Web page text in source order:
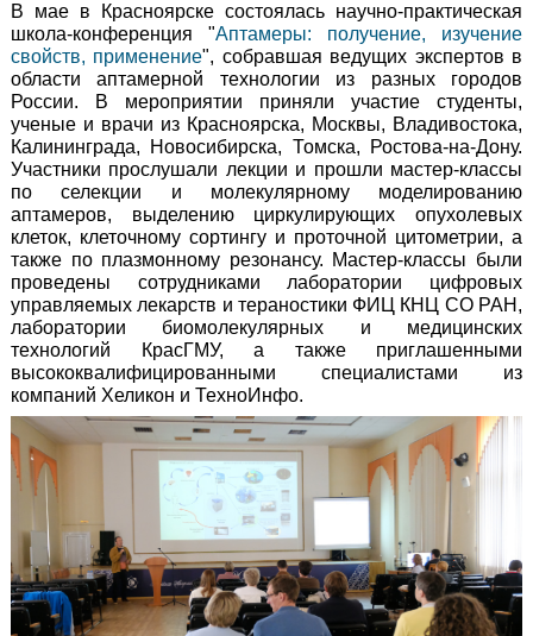
В мае в Красноярске состоялась научно-практическая
школа-конференция "Аптамеры: получение, изучение
свойств, применение", собравшая ведущих экспертов в
области аптамерной технологии из разных городов
России. В мероприятии приняли участие студенты,
ученые и врачи из Красноярска, Москвы, Владивостока,
Калининграда, Новосибирска, Томска, Ростова-на-Дону.
Участники прослушали лекции и прошли мастер-классы
по селекции и молекулярному моделированию
аптамеров, выделению циркулирующих опухолевых
клеток, клеточному сортингу и проточной цитометрии, а
также по плазмонному резонансу. Мастер-классы были
проведены сотрудниками лаборатории цифровых
управляемых лекарств и тераностики ФИЦ КНЦ СО РАН,
лаборатории биомолекулярных и медицинских
технологий КрасГМУ, а также приглашенными
высококвалифицированными специалистами из
компаний Хеликон и ТехноИнфо.